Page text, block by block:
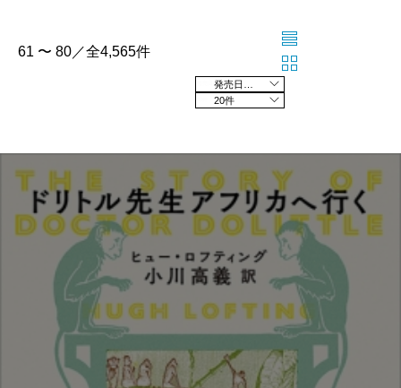
61 〜 80／全4,565件
20件